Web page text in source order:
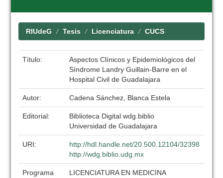
RIUdeG Tesis Licenciatura CUCS
Título:
Aspectos Clínicos y Epidemiológicos del
Síndrome Landry Guillain-Barre en el
Hospital Civil de Guadalajara
Autor: Cadena Sánchez, Blanca Estela
Editorial:
Biblioteca Digital wdg.biblio
Universidad de Guadalajara
URI:
http://hdl.handle.net/20.500.12104/32398
http://wdg.biblio.udg.mx
Programa
LICENCIATURA EN MEDICINA